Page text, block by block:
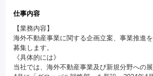
仕事内容
【業務内容】
海外不動産事業に関する企画立案、事業推進
募集します。
《具体的には》
当社では、海外不動産事業及び新規分野への